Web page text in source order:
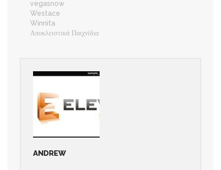
vegasnow
Westace
Winnita
Αποκλειστικά Παιχνίδια
ANDREW